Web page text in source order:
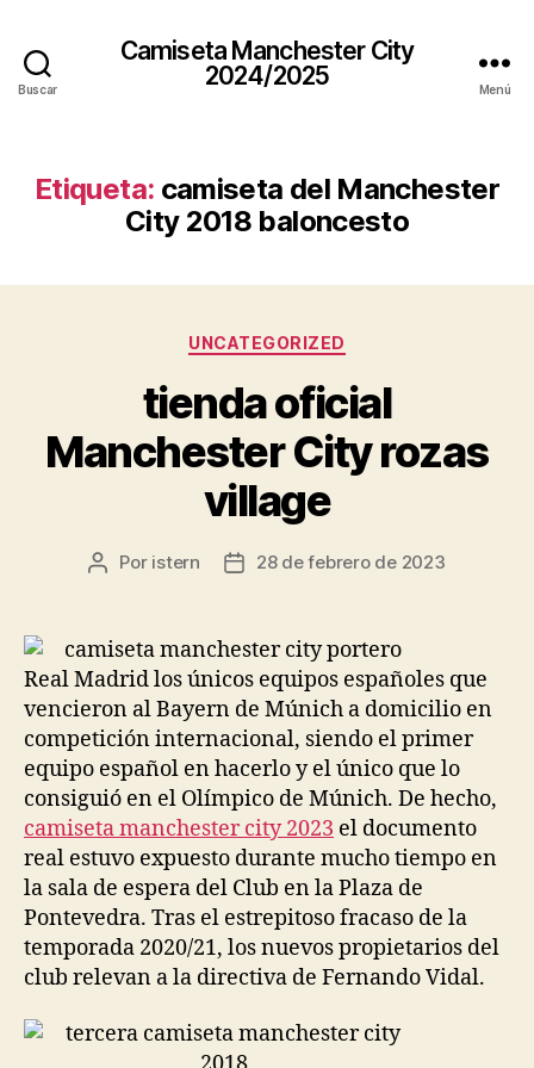
Buscar
Camiseta Manchester City
2024/2025
Menú
Etiqueta: camiseta del Manchester
City 2018 baloncesto
Categorías
UNCATEGORIZED
tienda oficial
Manchester City rozas
village
Autor
entrada
Por istern
Fecha
entrada
28 de febrero de 2023
Real Madrid los únicos equipos españoles que
vencieron al Bayern de Múnich a domicilio en
competición internacional, siendo el primer
equipo español en hacerlo y el único que lo
consiguió en el Olímpico de Múnich. De hecho,
camiseta manchester city 2023 el documento
real estuvo expuesto durante mucho tiempo en
la sala de espera del Club en la Plaza de
Pontevedra. Tras el estrepitoso fracaso de la
temporada 2020/21, los nuevos propietarios del
club relevan a la directiva de Fernando Vidal.